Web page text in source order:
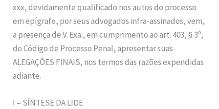
xxx, devidamente qualificado nos autos do processo
em epígrafe, por seus advogados infra-assinados, vem,
a presença de V. Exa., em cumprimento ao art. 403, § 3º,
do Código de Processo Penal, apresentar suas
ALEGAÇÕES FINAIS, nos termos das razões expendidas
adiante.
I – SÍNTESE DA LIDE